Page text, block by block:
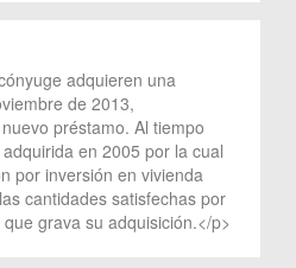
adquieren una
de 2013,
préstamo. Al tiempo
en 2005 por la cual
por inversión en vivienda
cantidades satisfechas por
grava su adquisición.</p>